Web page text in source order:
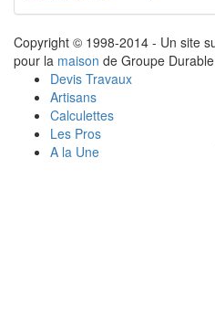
Copyright © 1998-2014 - Un site
pour la maison de Groupe
Devis Travaux
Artisans
Calculettes
Les Pros
A la Une